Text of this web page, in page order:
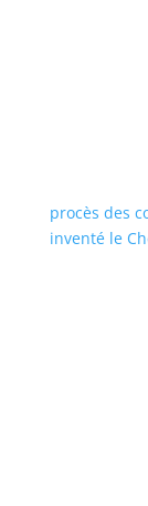
procès des
inventé le